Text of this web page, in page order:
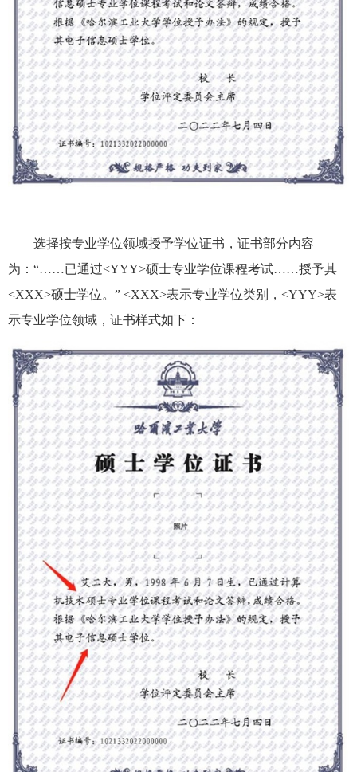
选择按专业学位领域授予学位证书，证书部分内容
为：“……已通过<YYY>硕士专业学位课程考试……授予其
<XXX>硕士学位。” <XXX>表示专业学位类别， <YYY>表
示专业学位领域，证书样式如下：